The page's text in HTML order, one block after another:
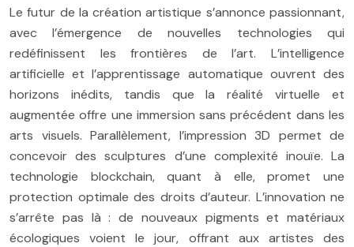
Le futur de la création artistique s’annonce passionnant,
avec l’émergence de nouvelles technologies qui
redéfinissent les frontières de l’art. L’intelligence
artificielle et l’apprentissage automatique ouvrent des
horizons inédits, tandis que la réalité virtuelle et
augmentée offre une immersion sans précédent dans les
arts visuels. Parallèlement, l’impression 3D permet de
concevoir des sculptures d’une complexité inouïe. La
technologie blockchain, quant à elle, promet une
protection optimale des droits d’auteur. L’innovation ne
s’arrête pas là : de nouveaux pigments et matériaux
écologiques voient le jour, offrant aux artistes des